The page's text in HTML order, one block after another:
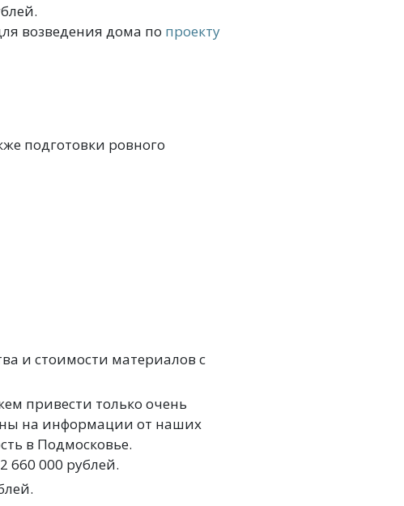
возведения дома по проекту
подготовки ровного
и стоимости материалов с
привести только очень
на информации от наших
в Подмосковье.
660 000 рублей.